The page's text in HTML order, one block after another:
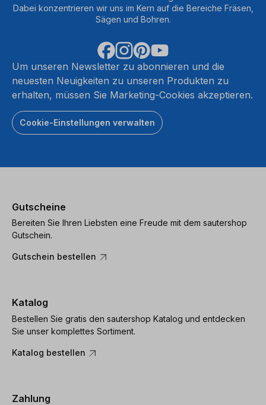
Dabei konzentrieren wir uns im Kern auf die Bereiche Fräsen,
Sägen und Bohren.
Um unseren Newsletter zu abonnieren und die
neuesten Neuigkeiten zu unseren Produkten zu
erhalten, müssen Sie Marketing-Cookies akzeptieren.
Cookie-Einstellungen verwalten
Gutscheine
Bereiten Sie Ihren Liebsten eine Freude mit dem sautershop
Gutschein.
Gutschein bestellen
Katalog
Bestellen Sie gratis den sautershop Katalog und entdecken
Sie unser komplettes Sortiment.
Katalog bestellen
Zahlung